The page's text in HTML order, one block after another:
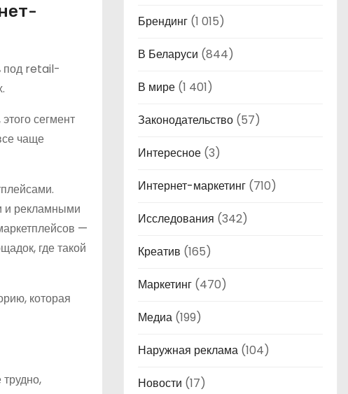
под retail-
сегмент
чаще
и рекламными
—
где такой
которая
Брендинг (1 015)
В Беларуси (844)
В мире (1 401)
Законодательство (57)
Интересное (3)
Интернет-маркетинг (710)
Исследования (342)
Креатив (165)
Маркетинг (470)
Медиа (199)
Наружная реклама (104)
Новости (17)